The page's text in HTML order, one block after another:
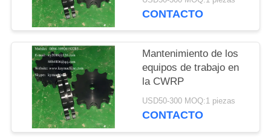
dentadas de gusano
de plástico Fabrica de
piezas
CONTACTO
Mantenimiento de los
equipos de trabajo en
la CWRP
USD50-300 MOQ:1 piezas
CONTACTO